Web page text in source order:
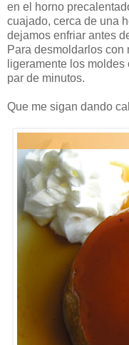
en el horno
cuajado, cerca de una
dejamos enfriar antes
Para desmoldarlos
ligeramente los
par de minutos.
Que me sigan dando